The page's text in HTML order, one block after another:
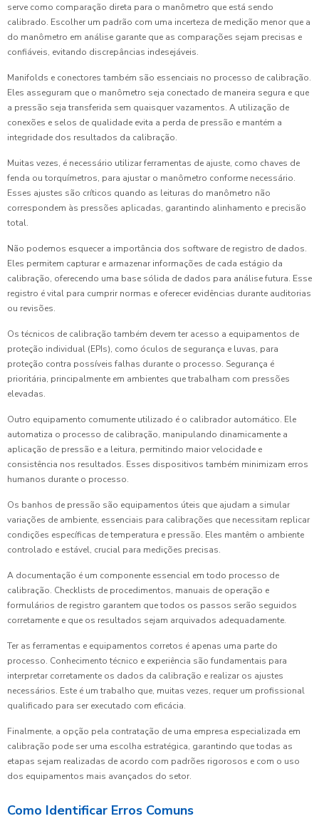
serve como comparação direta para o manômetro que está sendo
calibrado. Escolher um padrão com uma incerteza de medição menor que a
do manômetro em análise garante que as comparações sejam precisas e
confiáveis, evitando discrepâncias indesejáveis.
Manifolds e conectores também são essenciais no processo de calibração.
Eles asseguram que o manômetro seja conectado de maneira segura e que
a pressão seja transferida sem quaisquer vazamentos. A utilização de
conexões e selos de qualidade evita a perda de pressão e mantém a
integridade dos resultados da calibração.
Muitas vezes, é necessário utilizar ferramentas de ajuste, como chaves de
fenda ou torquímetros, para ajustar o manômetro conforme necessário.
Esses ajustes são críticos quando as leituras do manômetro não
correspondem às pressões aplicadas, garantindo alinhamento e precisão
total.
Não podemos esquecer a importância dos software de registro de dados.
Eles permitem capturar e armazenar informações de cada estágio da
calibração, oferecendo uma base sólida de dados para análise futura. Esse
registro é vital para cumprir normas e oferecer evidências durante auditorias
ou revisões.
Os técnicos de calibração também devem ter acesso a equipamentos de
proteção individual (EPIs), como óculos de segurança e luvas, para
proteção contra possíveis falhas durante o processo. Segurança é
prioritária, principalmente em ambientes que trabalham com pressões
elevadas.
Outro equipamento comumente utilizado é o calibrador automático. Ele
automatiza o processo de calibração, manipulando dinamicamente a
aplicação de pressão e a leitura, permitindo maior velocidade e
consistência nos resultados. Esses dispositivos também minimizam erros
humanos durante o processo.
Os banhos de pressão são equipamentos úteis que ajudam a simular
variações de ambiente, essenciais para calibrações que necessitam replicar
condições específicas de temperatura e pressão. Eles mantêm o ambiente
controlado e estável, crucial para medições precisas.
A documentação é um componente essencial em todo processo de
calibração. Checklists de procedimentos, manuais de operação e
formulários de registro garantem que todos os passos serão seguidos
corretamente e que os resultados sejam arquivados adequadamente.
Ter as ferramentas e equipamentos corretos é apenas uma parte do
processo. Conhecimento técnico e experiência são fundamentais para
interpretar corretamente os dados da calibração e realizar os ajustes
necessários. Este é um trabalho que, muitas vezes, requer um profissional
qualificado para ser executado com eficácia.
Finalmente, a opção pela contratação de uma empresa especializada em
calibração pode ser uma escolha estratégica, garantindo que todas as
etapas sejam realizadas de acordo com padrões rigorosos e com o uso
dos equipamentos mais avançados do setor.
Como Identificar Erros Comuns